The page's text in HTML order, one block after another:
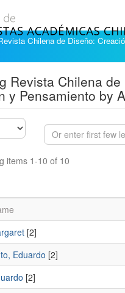
Chilena de Diseño:
Revista Chilena de
y Pensamiento by
items 1-10 of 10
[2]
Eduardo [2]
[2]